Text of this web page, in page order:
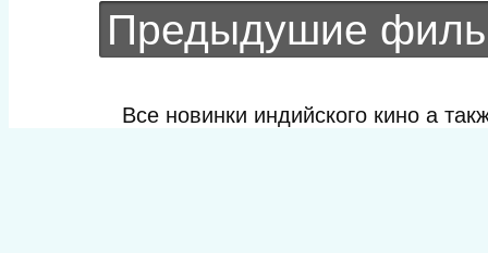
Предыдушие
Все новинки индийского кино а